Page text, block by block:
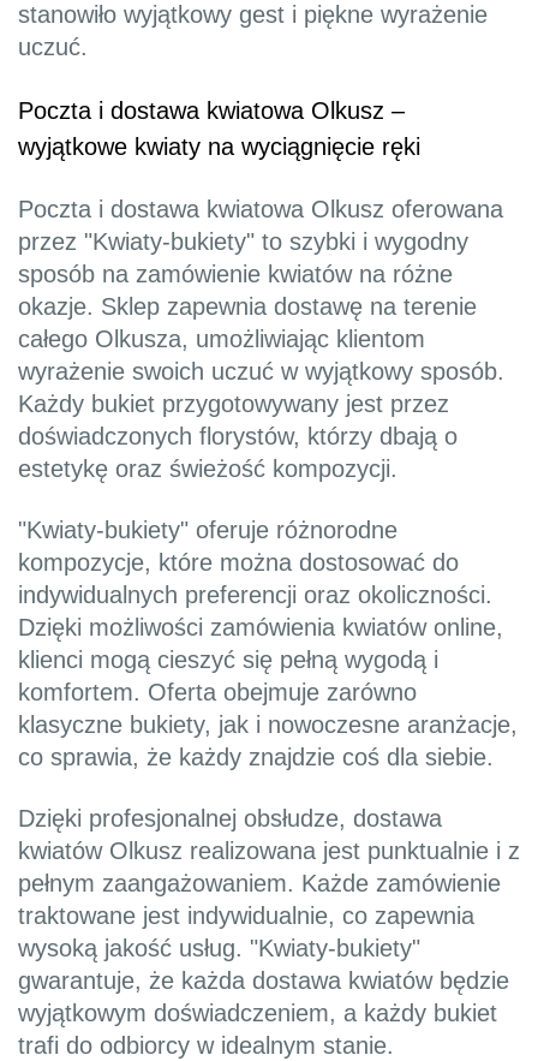
stanowiło wyjątkowy gest i piękne wyrażenie
uczuć.
Poczta i dostawa kwiatowa Olkusz –
wyjątkowe kwiaty na wyciągnięcie ręki
Poczta i dostawa kwiatowa Olkusz oferowana
przez "Kwiaty-bukiety" to szybki i wygodny
sposób na zamówienie kwiatów na różne
okazje. Sklep zapewnia dostawę na terenie
całego Olkusza, umożliwiając klientom
wyrażenie swoich uczuć w wyjątkowy sposób.
Każdy bukiet przygotowywany jest przez
doświadczonych florystów, którzy dbają o
estetykę oraz świeżość kompozycji.
"Kwiaty-bukiety" oferuje różnorodne
kompozycje, które można dostosować do
indywidualnych preferencji oraz okoliczności.
Dzięki możliwości zamówienia kwiatów online,
klienci mogą cieszyć się pełną wygodą i
komfortem. Oferta obejmuje zarówno
klasyczne bukiety, jak i nowoczesne aranżacje,
co sprawia, że każdy znajdzie coś dla siebie.
Dzięki profesjonalnej obsłudze, dostawa
kwiatów Olkusz realizowana jest punktualnie i z
pełnym zaangażowaniem. Każde zamówienie
traktowane jest indywidualnie, co zapewnia
wysoką jakość usług. "Kwiaty-bukiety"
gwarantuje, że każda dostawa kwiatów będzie
wyjątkowym doświadczeniem, a każdy bukiet
trafi do odbiorcy w idealnym stanie.